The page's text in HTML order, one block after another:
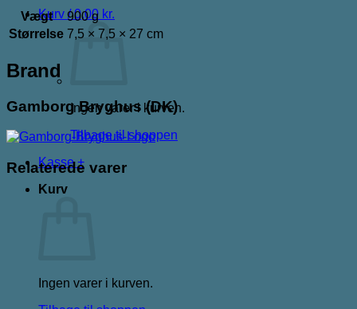
Kurv /0,00 kr.
Ingen varer i kurven.
Tilbage til shoppen
Kasse +
Kurv
Ingen varer i kurven.
Vægt
900 g
Størrelse 7,5 × 7,5 × 27 cm
Brand
Gamborg Bryghus (DK)
Relaterede varer